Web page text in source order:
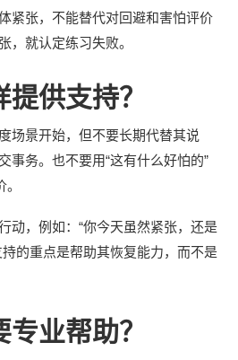
紧张，不能替代对回避和害怕评价
，就认定练习失败。
供支持？
场景开始，但不要长期代替其说
事务。也不要用“这有什么好怕的”
动，例如：“你今天虽然紧张，还是
的重点是帮助其恢复能力，而不是
业帮助？